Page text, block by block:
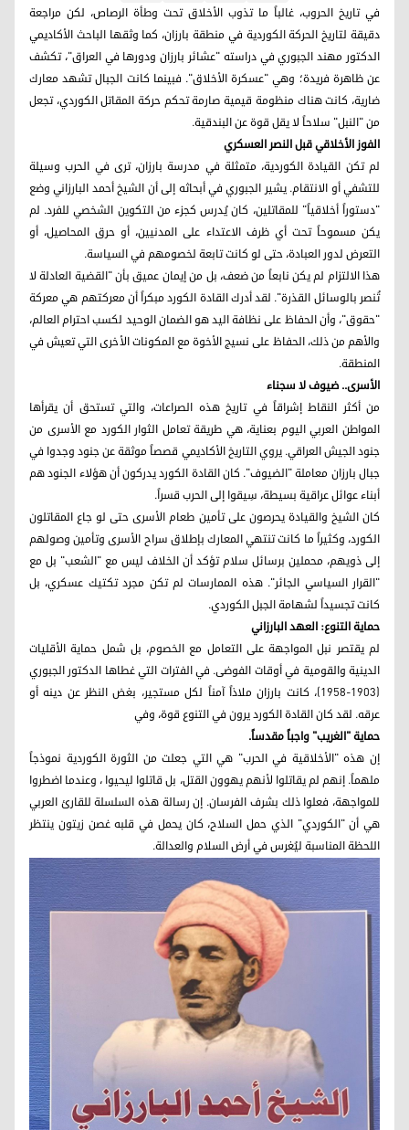
في تاريخ الحروب، غالباً ما تذوب الأخلاق تحت وطأة الرصاص، لكن مراجعة
دقيقة لتاريخ الحركة الكوردية في منطقة بارزان، كما وثقها الباحث الأكاديمي
الدكتور مهند الجبوري في دراسته "عشائر بارزان ودورها في العراق"، تكشف
عن ظاهرة فريدة؛ وهي "عسكرة الأخلاق". فبينما كانت الجبال تشهد معارك
ضارية، كانت هناك منظومة قيمية صارمة تحكم حركة المقاتل الكوردي، تجعل
من "النبل" سلاحاً لا يقل قوة عن البندقية.
الفوز الأخلاقي قبل النصر العسكري
لم تكن القيادة الكوردية، متمثلة في مدرسة بارزان، ترى في الحرب وسيلة
للتشفي أو الانتقام. يشير الجبوري في أبحاثه إلى أن الشيخ أحمد البارزاني وضع
"دستوراً أخلاقياً" للمقاتلين، كان يُدرس كجزء من التكوين الشخصي للفرد. لم
يكن مسموحاً تحت أي ظرف الاعتداء على المدنيين، أو حرق المحاصيل، أو
التعرض لدور العبادة، حتى لو كانت تابعة لخصومهم في السياسة.
هذا الالتزام لم يكن نابعاً من ضعف، بل من إيمان عميق بأن "القضية العادلة لا
تُنصر بالوسائل القذرة". لقد أدرك القادة الكورد مبكراً أن معركتهم هي معركة
"حقوق"، وأن الحفاظ على نظافة اليد هو الضمان الوحيد لكسب احترام العالم،
والأهم من ذلك، الحفاظ على نسيج الأخوة مع المكونات الأخرى التي تعيش في
المنطقة.
الأسرى.. ضيوف لا سجناء
من أكثر النقاط إشراقاً في تاريخ هذه الصراعات، والتي تستحق أن يقرأها
المواطن العربي اليوم بعناية، هي طريقة تعامل الثوار الكورد مع الأسرى من
جنود الجيش العراقي. يروي التاريخ الأكاديمي قصصاً موثقة عن جنود وجدوا في
جبال بارزان معاملة "الضيوف". كان القادة الكورد يدركون أن هؤلاء الجنود هم
أبناء عوائل عراقية بسيطة، سِيقوا إلى الحرب قسراً.
كان الشيخ والقيادة يحرصون على تأمين طعام الأسرى حتى لو جاع المقاتلون
الكورد، وكثيراً ما كانت تنتهي المعارك بإطلاق سراح الأسرى وتأمين وصولهم
إلى ذويهم، محملين برسائل سلام تؤكد أن الخلاف ليس مع "الشعب" بل مع
"القرار السياسي الجائر". هذه الممارسات لم تكن مجرد تكتيك عسكري، بل
كانت تجسيداً لشهامة الجبل الكوردي.
حماية التنوع: العهد البارزاني
لم يقتصر نبل المواجهة على التعامل مع الخصوم، بل شمل حماية الأقليات
الدينية والقومية في أوقات الفوضى. في الفترات التي غطاها الدكتور الجبوري
(1903-1958)، كانت بارزان ملاذاً آمناً لكل مستجير، بغض النظر عن دينه أو
عرقه. لقد كان القادة الكورد يرون في التنوع قوة، وفي
حماية "الغريب" واجباً مقدساً.
إن هذه "الأخلاقية في الحرب" هي التي جعلت من الثورة الكوردية نموذجاً
ملهماً. إنهم لم يقاتلوا لأنهم يهوون القتل، بل قاتلوا ليحيوا ، وعندما اضطروا
للمواجهة، فعلوا ذلك بشرف الفرسان. إن رسالة هذه السلسلة للقارئ العربي
هي أن "الكوردي" الذي حمل السلاح، كان يحمل في قلبه غصن زيتون ينتظر
اللحظة المناسبة ليُغرس في أرض السلام والعدالة.